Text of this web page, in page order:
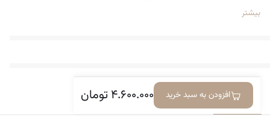
بیشتر
۴.۶۰۰.۰۰۰تومان افزودن به سبد خریدمعرفی کالا دیدگاه‌ها